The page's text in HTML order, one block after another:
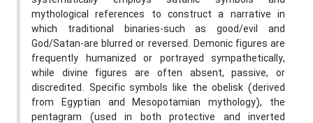
mythological references to construct a narrative in
which traditional binaries-such as good/evil and
God/Satan-are blurred or reversed. Demonic figures are
frequently humanized or portrayed sympathetically,
while divine figures are often absent, passive, or
discredited. Specific symbols like the obelisk (derived
from Egyptian and Mesopotamian mythology), the
pentagram (used in both protective and inverted